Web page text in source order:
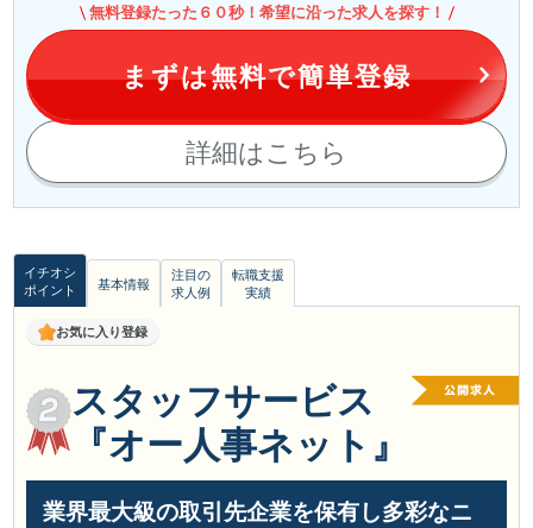
詳細はこちら
無料登録たった６０秒！希望に沿った求人を探す！
まずは無料で簡単登録
イチオシ
ポイント
基本情報
注目の
求人例
転職支援
実績
お気に入り登録
スタッフサービス
『オー人事ネット』
業界最大級の取引先企業を保有し多彩なニ